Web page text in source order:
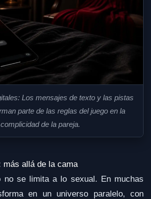
Los mensajes de texto y las pistas
parte de las reglas del juego en la
complicidad de la pareja.
más allá de la cama
no se limita a lo sexual. En muchas
en un universo paralelo, con